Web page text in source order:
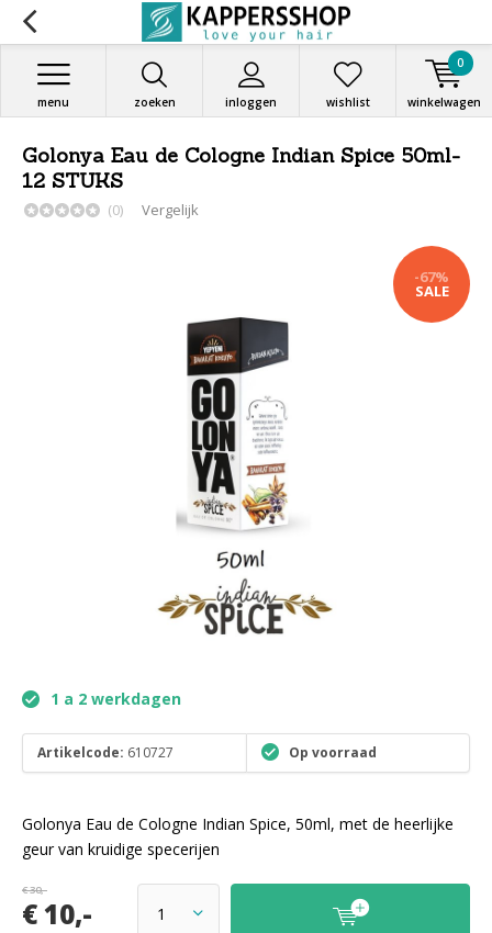
zoeken inloggen
menu wishlist winkelwagen
0
Golonya Eau de Cologne Indian Spice 50ml-
12 STUKS
(0) Vergelijk
-67%
SALE
1 a 2 werkdagen
Artikelcode: 610727 Op voorraad
Golonya Eau de Cologne Indian Spice, 50ml, met de heerlijke
geur van kruidige specerijen
€ 30,-
€ 10,-